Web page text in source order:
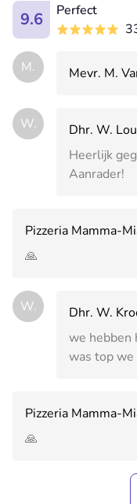
9.6
Perfect
M. Mevr. M.
W.
Dhr. W.
Heerlijk
Aanrader!
Pizzeria Mamma-
🙏
W.
Dhr. W.
we hebben
was top we
Pizzeria Mamma-
🙏